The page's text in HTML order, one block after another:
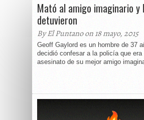
Mató al amigo imaginario y
detuvieron
By El Puntano on 18 mayo, 2015
Geoff Gaylord es un hombre de 37
decidió confesar a la policía que era
asesinato de su mejor amigo